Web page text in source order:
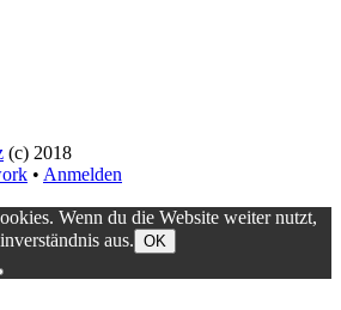
(c) 2018
• Anmelden
Wenn du die Website weiter nutzt,
aus. OK